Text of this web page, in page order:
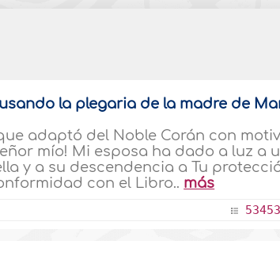
la plegaria de la madre de
adaptó del Noble Corán con
mío! Mi esposa ha dado a luz a
y a su descendencia a Tu
con el Libro.. más